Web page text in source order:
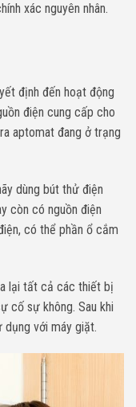
xác nguyên nhân.
định đến hoạt động
điện cung cấp cho
aptomat đang ở trạng
dùng bút thử điện
còn có nguồn điện
có thể phần ổ cắm
lại tất cả các thiết bị
cố sự không. Sau khi
dụng với máy giặt.